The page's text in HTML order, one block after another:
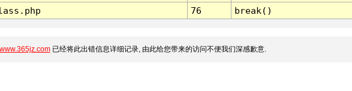
76 break()
www.365jz.com已经将此出错信息详细记录, 由此给您带来的访问不便我们深感歉意.